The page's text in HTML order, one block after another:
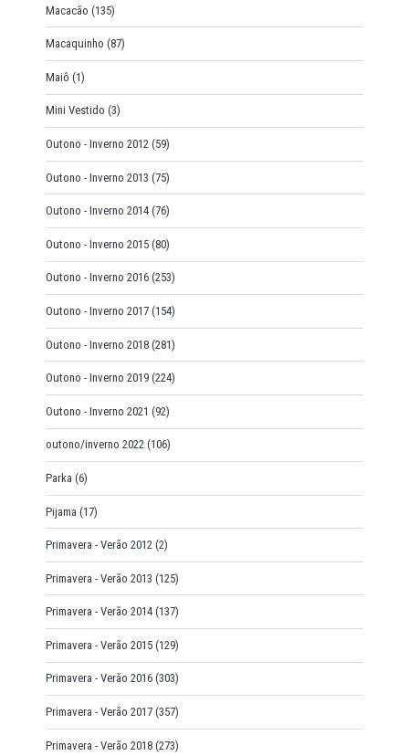
Macacão (135)
Macaquinho (87)
Maiô (1)
Mini Vestido (3)
Outono - Inverno 2012 (59)
Outono - Inverno 2013 (75)
Outono - Inverno 2014 (76)
Outono - Inverno 2015 (80)
Outono - Inverno 2016 (253)
Outono - Inverno 2017 (154)
Outono - Inverno 2018 (281)
Outono - Inverno 2019 (224)
Outono - Inverno 2021 (92)
outono/inverno 2022 (106)
Parka (6)
Pijama (17)
Primavera - Verão 2012 (2)
Primavera - Verão 2013 (125)
Primavera - Verão 2014 (137)
Primavera - Verão 2015 (129)
Primavera - Verão 2016 (303)
Primavera - Verão 2017 (357)
Primavera - Verão 2018 (273)